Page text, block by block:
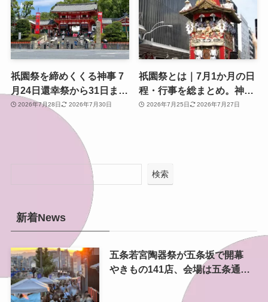
祇園祭を締めくくる神事 7
月24日還幸祭から31日まで
のスケジュールと見どころ
2026年7月28日 2026年7月30日
祇園祭とは｜7月1か月の日
程・行事を総まとめ。神幸
祭・山鉾巡行・還幸祭まで
2026年7月25日 2026年7月27日
検索
新着News
五条若宮陶器祭が五条坂で開幕
やきもの141店、会場は五条通の